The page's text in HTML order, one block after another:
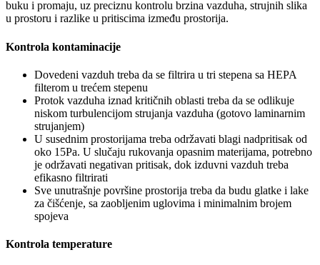
buku i promaju, uz preciznu kontrolu brzina vazduha, strujnih slika
u prostoru i razlike u pritiscima između prostorija.
Kontrola kontaminacije
Dovedeni vazduh treba da se filtrira u tri stepena sa HEPA
filterom u trećem stepenu
Protok vazduha iznad kritičnih oblasti treba da se odlikuje
niskom turbulencijom strujanja vazduha (gotovo laminarnim
strujanjem)
U susednim prostorijama treba održavati blagi nadpritisak od
oko 15Pa. U slučaju rukovanja opasnim materijama, potrebno
je održavati negativan pritisak, dok izduvni vazduh treba
efikasno filtrirati
Sve unutrašnje površine prostorija treba da budu glatke i lake
za čišćenje, sa zaobljenim uglovima i minimalnim brojem
spojeva
Kontrola temperature